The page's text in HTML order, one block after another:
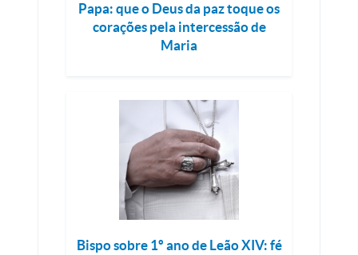
Papa: que o Deus da paz toque os
corações pela intercessão de
Maria
Bispo sobre 1º ano de Leão XIV: fé